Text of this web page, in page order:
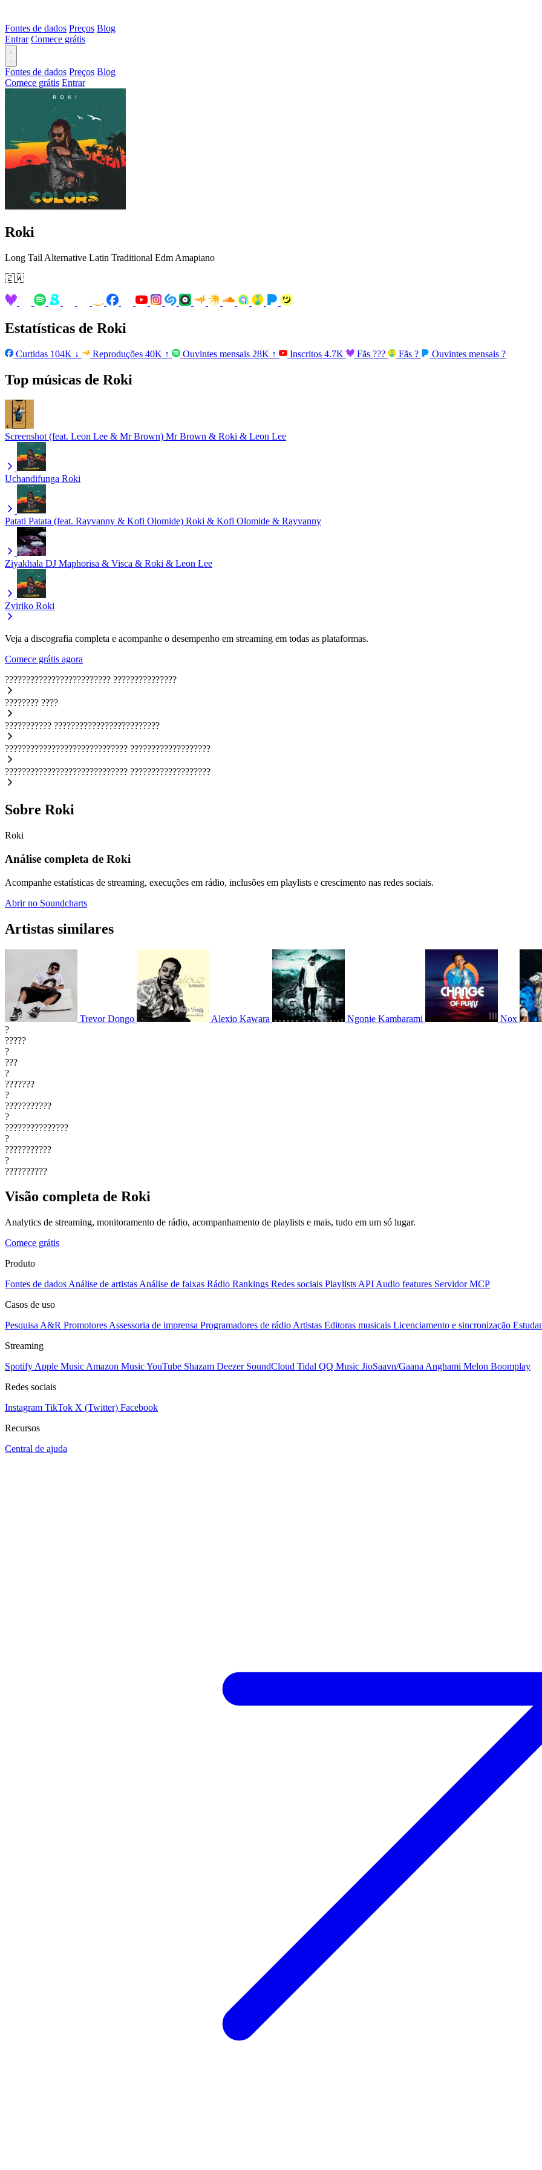
Fontes de dados Preços Blog
Entrar Comece grátis
Fontes de dados Preços Blog
Comece grátis Entrar
Roki
Long Tail Alternative Latin Traditional Edm Amapiano
🇿🇼
Estatísticas de Roki
Curtidas 104K ↓ Reproduções 40K ↑ Ouvintes mensais 28K ↑ Inscritos 4.7K Fãs ??? Fãs ? Ouvintes mensais ?
Top músicas de Roki
Screenshot (feat. Leon Lee & Mr Brown) Mr Brown & Roki & Leon Lee
Uchandifunga Roki
Patati Patata (feat. Rayvanny & Kofi Olomide) Roki & Kofi Olomide & Rayvanny
Ziyakhala DJ Maphorisa & Visca & Roki & Leon Lee
Zviriko Roki
Veja a discografia completa e acompanhe o desempenho em streaming em todas as plataformas.
Comece grátis agora
????????????????????????? ???????????????
???????? ????
??????????? ?????????????????????????
????????????????????????????? ???????????????????
????????????????????????????? ???????????????????
Sobre Roki
Roki
Análise completa de Roki
Acompanhe estatísticas de streaming, execuções em rádio, inclusões em playlists e crescimento nas redes sociais.
Abrir no Soundcharts
Artistas similares
Trevor Dongo Alexio Kawara Ngonie Kambarami
Nox
?
?????
?
???
?
???????
?
???????????
?
???????????????
?
???????????
?
??????????
Visão completa de Roki
Analytics de streaming, monitoramento de rádio, acompanhamento de playlists e mais, tudo em um só lugar.
Comece grátis
Produto
Fontes de dados Análise de artistas Análise de faixas Rádio Rankings Redes sociais Playlists API Audio features Servidor MCP
Casos de uso
Pesquisa A&R Promotores Assessoria de imprensa Programadores de rádio Artistas Editoras musicais Licenciamento e sincronização
Streaming
Spotify Apple Music Amazon MusicYouTube Shazam Deezer SoundCloud Tidal QQ Music JioSaavn/Gaana Anghami Melon Boomplay
Redes sociais
Instagram TikTok X (Twitter) Facebook
Recursos
Central de ajuda